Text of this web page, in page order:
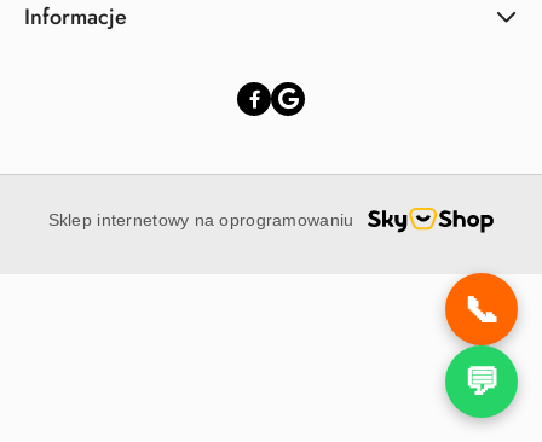
📞
💬
Informacje
Sklep internetowy na oprogramowaniu